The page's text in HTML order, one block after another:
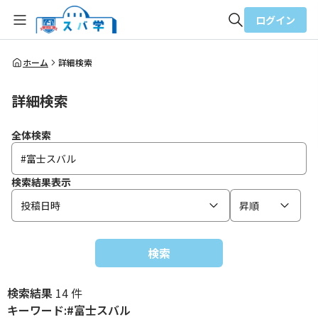
全体検索
ログイン
ホーム 詳細検索
詳細検索
全体検索
検索結果表示
投稿日時
昇順
検索
検索結果 14 件
キーワード:#富士スバル